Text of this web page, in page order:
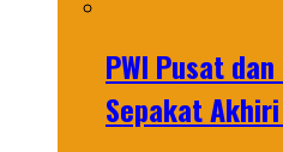
PWI Pusat
Sepakat